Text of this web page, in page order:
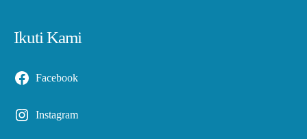
Ikuti Kami
Facebook
Instagram